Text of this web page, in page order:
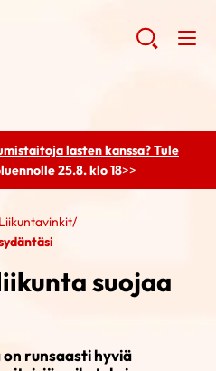
lasten kanssa? Tule
25.8. klo 18>>
Liikuntavinkit/
suojaa
runsaasti hyviä